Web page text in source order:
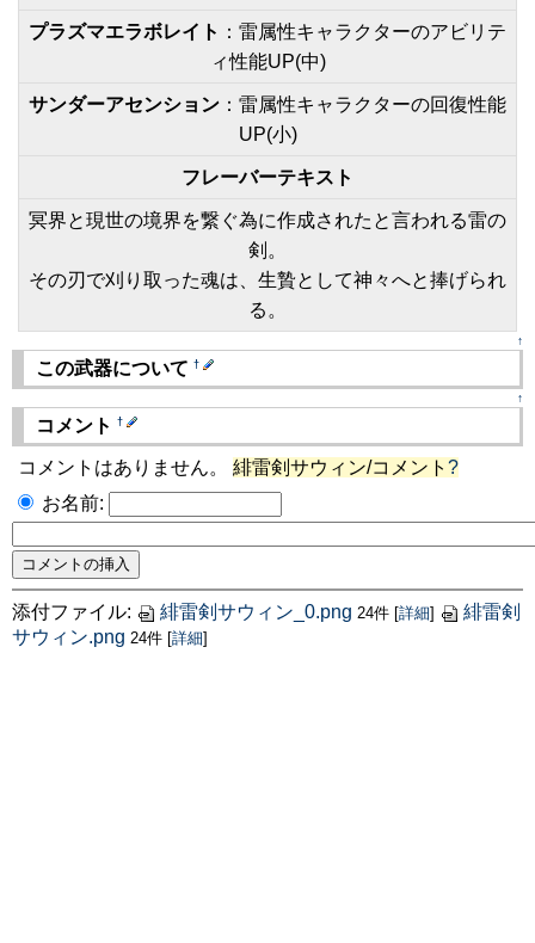
プラズマエラボレイト ：雷属性キャラクターのアビリテ
ィ性能UP(中)
サンダーアセンション ：雷属性キャラクターの回復性能
UP(小)
フレーバーテキスト
冥界と現世の境界を繋ぐ為に作成されたと言われる雷の
剣。
その刃で刈り取った魂は、生贄として神々へと捧げられ
る。
↑
この武器について †
↑
コメント †
コメントはありません。 緋雷剣サウィン/コメント ?
お名前:
添付ファイル: 緋雷剣サウィン_0.png 24件 [詳細]
緋雷剣
サウィン.png 24件 [詳細]